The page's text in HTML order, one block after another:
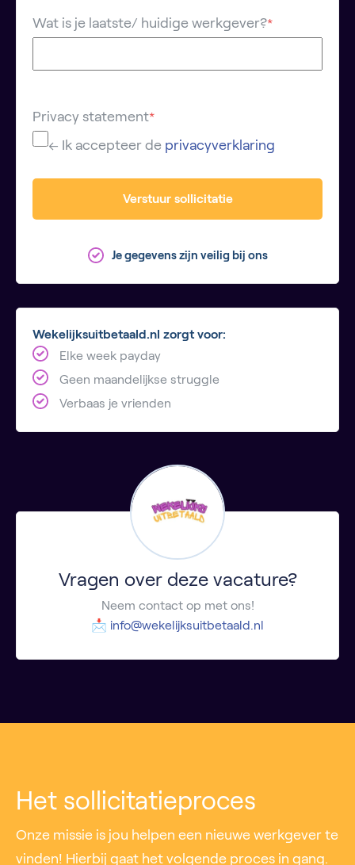
Wat is je laatste/ huidige werkgever?*
Privacy statement*
← Ik accepteer de privacyverklaring
Verstuur sollicitatie
Je gegevens zijn veilig bij ons
Wekelijksuitbetaald.nl zorgt voor:
Elke week payday
Geen maandelijkse struggle
Verbaas je vrienden
Vragen over deze vacature?
Neem contact op met ons!
📩 info@wekelijksuitbetaald.nl
Het sollicitatieproces
Onze missie is jou helpen een nieuwe werkgever te
vinden! Hierbij gaat het volgende proces in gang.